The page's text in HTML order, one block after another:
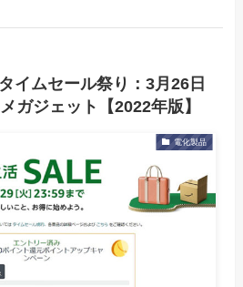
イムセール祭り：3月26日
ガジェット【2022年版】
電化製品